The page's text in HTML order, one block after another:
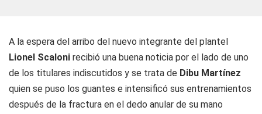
A la espera del arribo del nuevo integrante del plantel
Lionel Scaloni recibió una buena noticia por el lado de uno
de los titulares indiscutidos y se trata de Dibu Martínez
quien se puso los guantes e intensificó sus entrenamientos
después de la fractura en el dedo anular de su mano